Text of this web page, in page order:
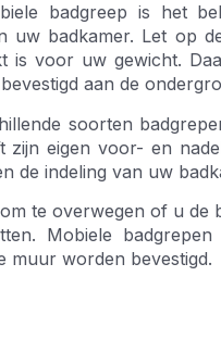
badgreep is het
uw badkamer. Let op
is voor uw gewicht.
aan de
soorten
zijn eigen voor- en
de indeling van uw
te overwegen of u
Mobiele
muur worden bevestigd.